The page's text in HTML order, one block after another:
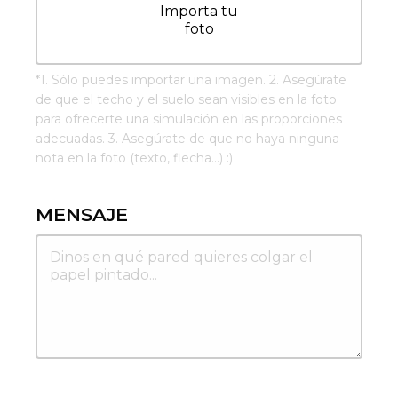
Importa tu
foto
*1. Sólo puedes importar una imagen. 2. Asegúrate
de que el techo y el suelo sean visibles en la foto
para ofrecerte una simulación en las proporciones
adecuadas. 3. Asegúrate de que no haya ninguna
nota en la foto (texto, flecha...) :)
MENSAJE